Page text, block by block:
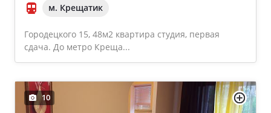
м. Крещатик
Городецкого 15, 48м2 квартира студия, первая
сдача. До метро Креща...
10